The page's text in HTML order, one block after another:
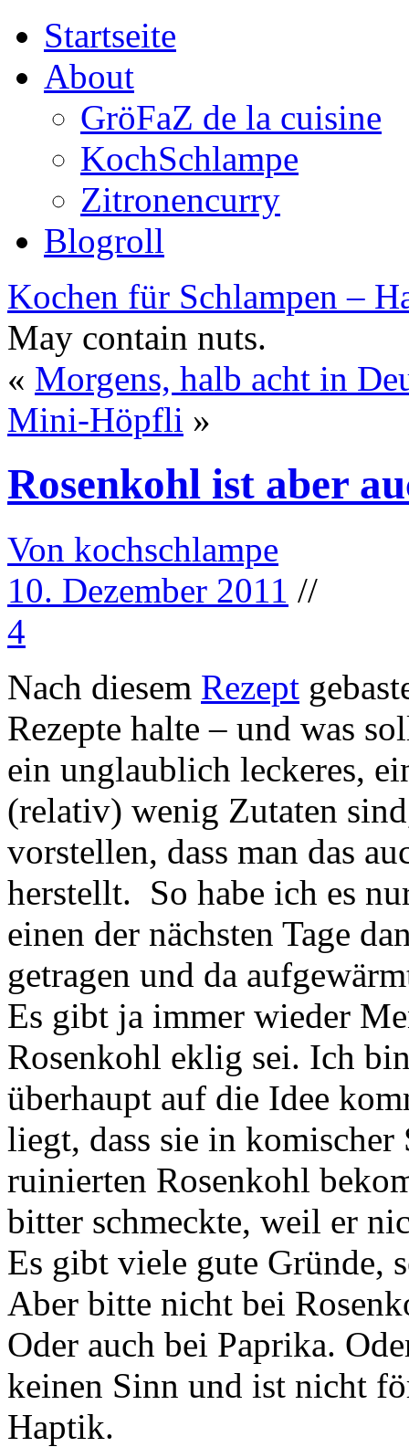
Startseite
About
GröFaZ de la cuisine
KochSchlampe
Zitronencurry
Blogroll
Kochen für Schlampen –
May contain nuts.
« Morgens, halb acht in
Mini-Höpfli »
Rosenkohl ist aber
Von kochschlampe
10. Dezember 2011 //
4
Nach diesem Rezept
Rezepte halte – und was
ein unglaublich leckeres,
(relativ) wenig Zutaten
vorstellen, dass man das
herstellt. So habe ich es
einen der nächsten Tage
getragen und da
Es gibt ja immer wieder
Rosenkohl eklig sei. Ich
überhaupt auf die Idee
liegt, dass sie in komischer
ruinierten Rosenkohl
bitter schmeckte, weil er
Es gibt viele gute Gründe,
Aber bitte nicht bei
Oder auch bei Paprika.
keinen Sinn und ist nicht
Haptik.